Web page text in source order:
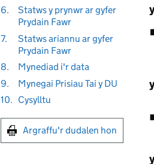
6.
Statws y prynwr ar gyfer
Prydain Fawr
7.
Statws ariannu ar gyfer
Prydain Fawr
8.
Mynediad i'r data
9.
Mynegai Prisiau Tai y DU
10. Cysylltu
Argraffu'r dudalen hon